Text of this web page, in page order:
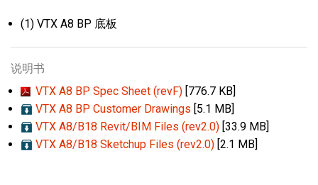
(1) VTX A8 BP 底板
说明书
VTX A8 BP Spec Sheet (revF) [776.7 KB]
VTX A8 BP Customer Drawings [5.1 MB]
VTX A8/B18 Revit/BIM Files (rev2.0) [33.9 MB]
VTX A8/B18 Sketchup Files (rev2.0) [2.1 MB]